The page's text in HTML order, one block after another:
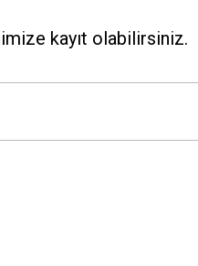
kayıt olabilirsiniz.